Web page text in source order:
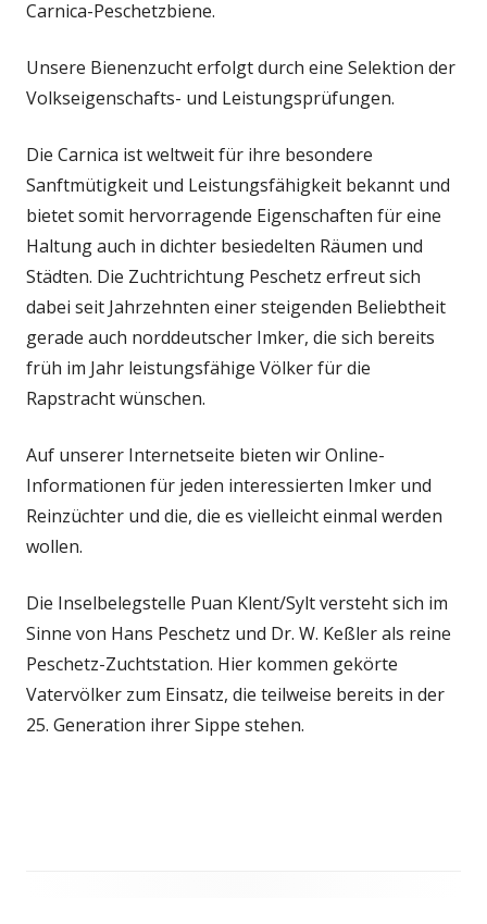
Carnica-Peschetzbiene.
Unsere Bienenzucht erfolgt durch eine Selektion der
Volkseigenschafts- und Leistungsprüfungen.
Die Carnica ist weltweit für ihre besondere
Sanftmütigkeit und Leistungsfähigkeit bekannt und
bietet somit hervorragende Eigenschaften für eine
Haltung auch in dichter besiedelten Räumen und
Städten. Die Zuchtrichtung Peschetz erfreut sich
dabei seit Jahrzehnten einer steigenden Beliebtheit
gerade auch norddeutscher Imker, die sich bereits
früh im Jahr leistungsfähige Völker für die
Rapstracht wünschen.
Auf unserer Internetseite bieten wir Online-
Informationen für jeden interessierten Imker und
Reinzüchter und die, die es vielleicht einmal werden
wollen.
Die Inselbelegstelle Puan Klent/Sylt versteht sich im
Sinne von Hans Peschetz und Dr. W. Keßler als reine
Peschetz-Zuchtstation. Hier kommen gekörte
Vatervölker zum Einsatz, die teilweise bereits in der
25. Generation ihrer Sippe stehen.